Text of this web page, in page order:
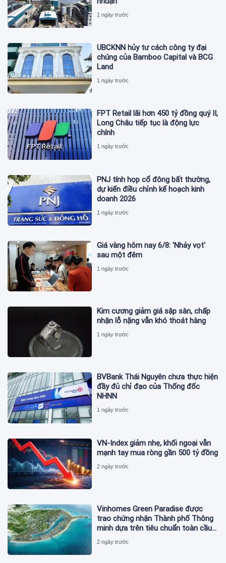
1 ngày trước
UBCKNN hủy tư cách công ty đại
chúng của Bamboo Capital và BCG
Land
1 ngày trước
FPT Retail lãi hơn 450 tỷ đồng quý II,
Long Châu tiếp tục là động lực
chính
1 ngày trước
PNJ tính họp cổ đông bất thường,
dự kiến điều chỉnh kế hoạch kinh
doanh 2026
1 ngày trước
Giá vàng hôm nay 6/8: 'Nhảy vọt'
sau một đêm
1 ngày trước
Kim cương giảm giá sập sàn, chấp
nhận lỗ nặng vẫn khó thoát hàng
1 ngày trước
BVBank Thái Nguyên chưa thực hiện
đầy đủ chỉ đạo của Thống đốc
NHNN
1 ngày trước
VN-Index giảm nhẹ, khối ngoại vẫn
mạnh tay mua ròng gần 500 tỷ đồng
2 ngày trước
Vinhomes Green Paradise được
trao chứng nhận Thành phố Thông
minh dựa trên tiêu chuẩn toàn cầu
ISO 37122
2 ngày trước